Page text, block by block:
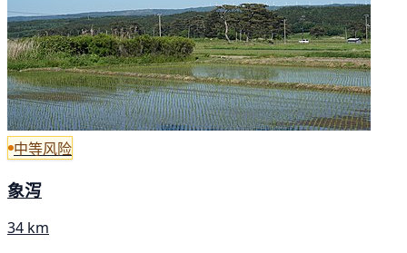
中等风险
象泻
34 km